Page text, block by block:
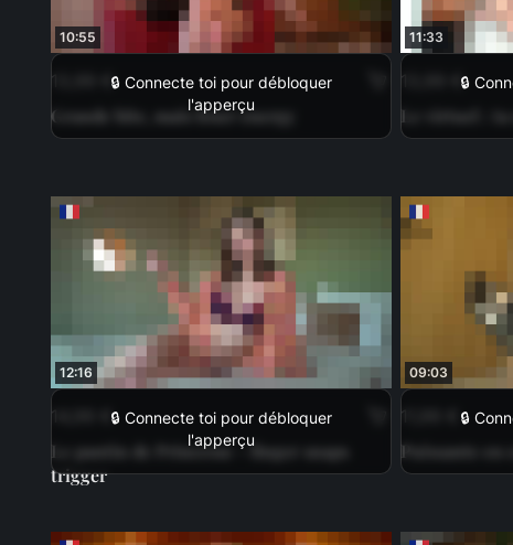
10:55
🔒 Connecte toi pour débloquer
l'apperçu
13,99 €
Grande bite, mais loser energy
11:33
🔒
13,99 €
Le virtuel : ta
12:16
🔒 Connecte toi pour débloquer
l'apperçu
14,99 €
Le pantin de Princesse - finger snaps
trigger
09:03
🔒
11,99 €
Puissante en